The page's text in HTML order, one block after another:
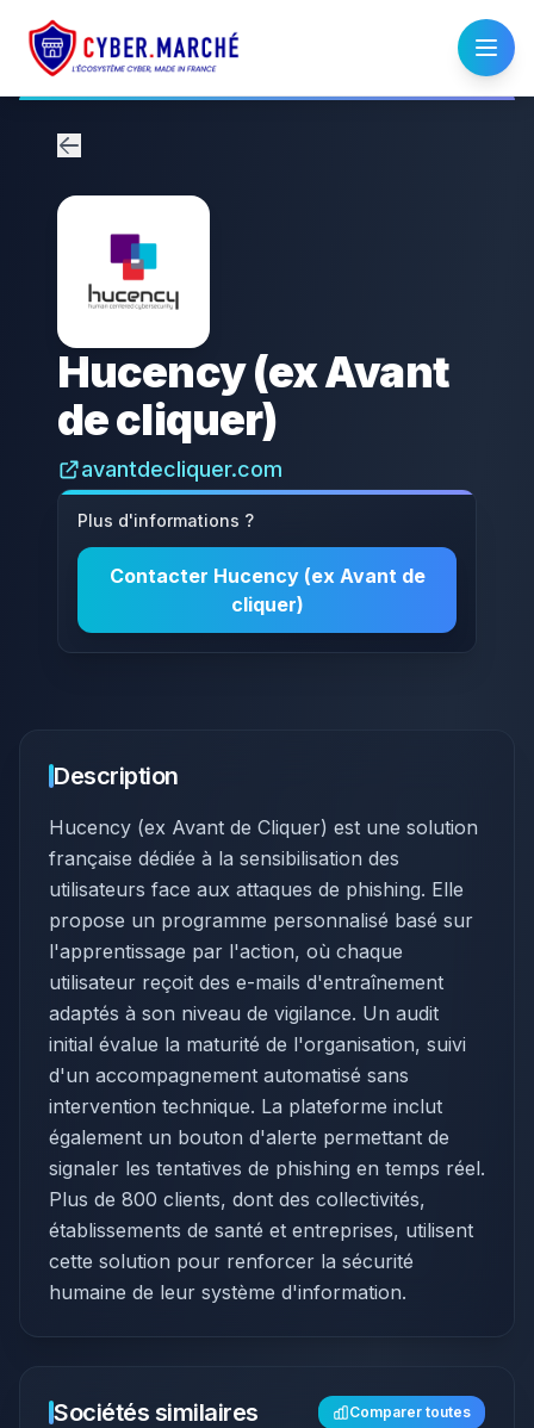
Hucency (ex Avant
de cliquer)
avantdecliquer.com
Plus d'informations ?
Contacter Hucency (ex Avant de
cliquer)
Description
Hucency (ex Avant de Cliquer) est une solution
française dédiée à la sensibilisation des
utilisateurs face aux attaques de phishing. Elle
propose un programme personnalisé basé sur
l'apprentissage par l'action, où chaque
utilisateur reçoit des e-mails d'entraînement
adaptés à son niveau de vigilance. Un audit
initial évalue la maturité de l'organisation, suivi
d'un accompagnement automatisé sans
intervention technique. La plateforme inclut
également un bouton d'alerte permettant de
signaler les tentatives de phishing en temps réel.
Plus de 800 clients, dont des collectivités,
établissements de santé et entreprises, utilisent
cette solution pour renforcer la sécurité
humaine de leur système d'information.
Sociétés similaires Comparer toutes